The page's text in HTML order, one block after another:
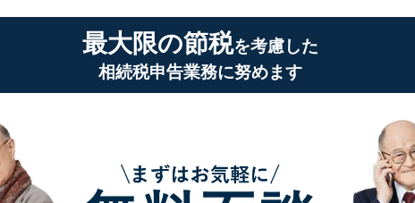
最大限の節税を考慮した
相続税申告業務に努めます